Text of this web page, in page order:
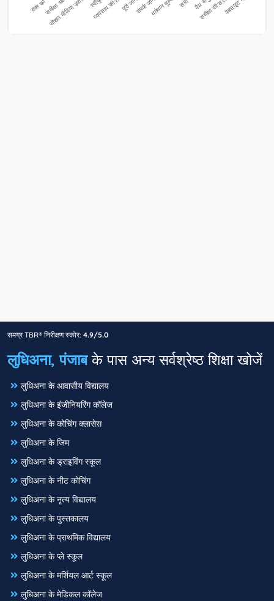
समग्र TBR® निरीक्षण स्कोर: 4.9/5.0
लुधिअना, पंजाबके पास अन्य सर्वश्रेष्ठ शिक्षा खोजें
लुधिअना के आवासीय विद्यालय
लुधिअना के इंजीनियरिंग कॉलेज
लुधिअना के कोचिंग क्लासेस
लुधिअना के जिम
लुधिअना के ड्राइविंग स्कूल
लुधिअना के नीट कोचिंग
लुधिअना के नृत्य विद्यालय
लुधिअना के पुस्तकालय
लुधिअना के प्राथमिक विद्यालय
लुधिअना के प्ले स्कूल
लुधिअना के मर्शियल आर्ट स्कूल
लुधिअना के मेडिकल कॉलेज